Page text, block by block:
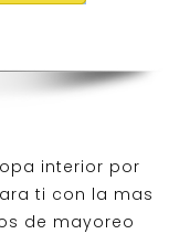
interior por
ti con la mas
de mayoreo